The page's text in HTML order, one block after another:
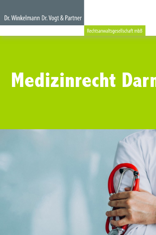
Medizinrecht